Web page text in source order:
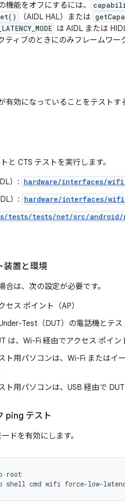
機能をオフにするには、
（AIDL HAL）または
は AIDL または
ティブのときにのみフレームワー
有効になっていることをテスト
と CTS テストを実行します。
）: hardware/interfaces/
）: hardware/interfaces/
tests/tests/net/src/
装置と環境
合は、次の設定が必要です。
セス ポイント（AP）
Test（DUT）の電話機とテス
は、Wi-Fi 経由でアクセス ポイン
ト用パソコンは、Wi-Fi またはイ
ト用パソコンは、USB 経由で
ping テスト
ドを有効にします。
root
shell cmd wifi force-low-